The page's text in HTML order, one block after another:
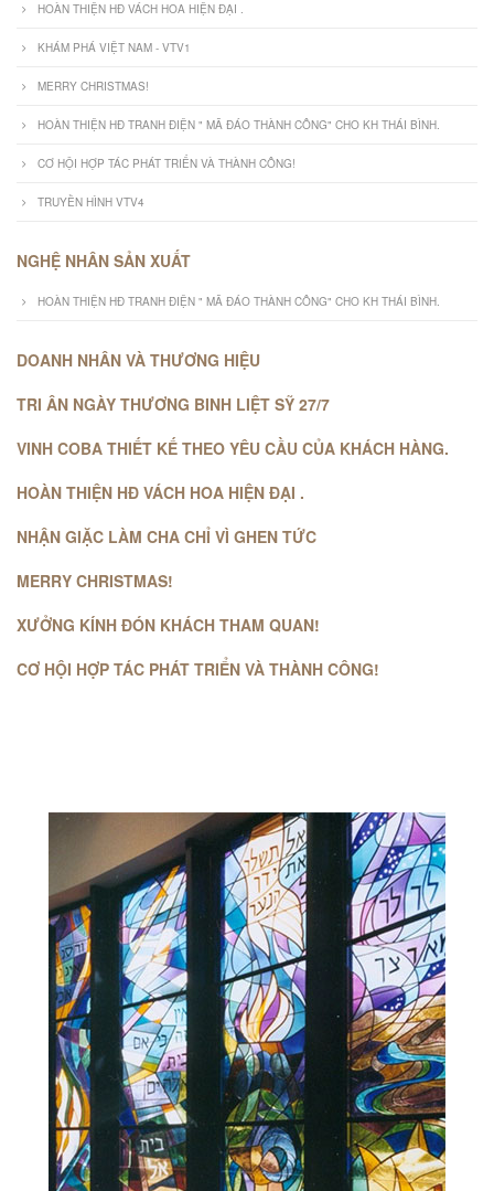
HOÀN THIỆN HĐ VÁCH HOA HIỆN ĐẠI .
KHÁM PHÁ VIỆT NAM - VTV1
MERRY CHRISTMAS!
HOÀN THIỆN HĐ TRANH ĐIỆN " MÃ ĐÁO THÀNH CÔNG" CHO KH THÁI BÌNH.
CƠ HỘI HỢP TÁC PHÁT TRIỂN VÀ THÀNH CÔNG!
TRUYỀN HÌNH VTV4
NGHỆ NHÂN SẢN XUẤT
HOÀN THIỆN HĐ TRANH ĐIỆN " MÃ ĐÁO THÀNH CÔNG" CHO KH THÁI BÌNH.
DOANH NHÂN VÀ THƯƠNG HIỆU
TRI ÂN NGÀY THƯƠNG BINH LIỆT SỸ 27/7
VINH COBA THIẾT KẾ THEO YÊU CẦU CỦA KHÁCH HÀNG.
HOÀN THIỆN HĐ VÁCH HOA HIỆN ĐẠI .
NHẬN GIẶC LÀM CHA CHỈ VÌ GHEN TỨC
MERRY CHRISTMAS!
XƯỞNG KÍNH ĐÓN KHÁCH THAM QUAN!
CƠ HỘI HỢP TÁC PHÁT TRIỂN VÀ THÀNH CÔNG!